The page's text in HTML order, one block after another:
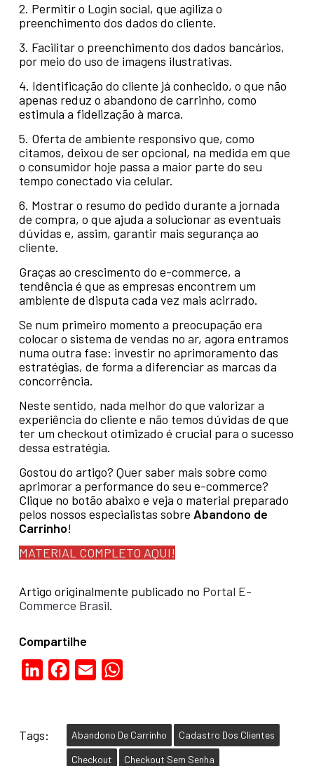
2. Permitir o Login social, que agiliza o
preenchimento dos dados do cliente.
3. Facilitar o preenchimento dos dados bancários,
por meio do uso de imagens ilustrativas.
4. Identificação do cliente já conhecido, o que não
apenas reduz o abandono de carrinho, como
estimula a fidelização à marca.
5. Oferta de ambiente responsivo que, como
citamos, deixou de ser opcional, na medida em que
o consumidor hoje passa a maior parte do seu
tempo conectado via celular.
6. Mostrar o resumo do pedido durante a jornada
de compra, o que ajuda a solucionar as eventuais
dúvidas e, assim, garantir mais segurança ao
cliente.
Graças ao crescimento do e-commerce, a
tendência é que as empresas encontrem um
ambiente de disputa cada vez mais acirrado.
Se num primeiro momento a preocupação era
colocar o sistema de vendas no ar, agora entramos
numa outra fase: investir no aprimoramento das
estratégias, de forma a diferenciar as marcas da
concorrência.
Neste sentido, nada melhor do que valorizar a
experiência do cliente e não temos dúvidas de que
ter um checkout otimizado é crucial para o sucesso
dessa estratégia.
Gostou do artigo? Quer saber mais sobre como
aprimorar a performance do seu e-commerce?
Clique no botão abaixo e veja o material preparado
pelos nossos especialistas sobre Abandono de
Carrinho!
MATERIAL COMPLETO AQUI!
Artigo originalmente publicado no Portal E-
Commerce Brasil.
Compartilhe
LinkedInFacebook
Email
Tags: Abandono De Carrinho Cadastro Dos Clientes
Checkout Checkout Sem Senha